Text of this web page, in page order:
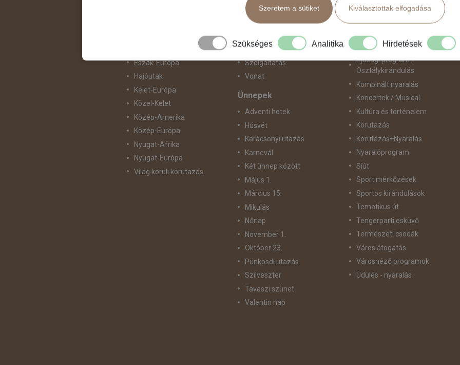
Észak-Európa
Hajóutak
Kelet-Európa
Közel-Kelet
Közép-Amerika
Közép-Európa
Nyugat-Afrika
Nyugat-Európa
Világ körüli körutazás
Hajó
repülő+busz
repülő+hajó
Repülővel
Szolgáltatás
Vonat
Ünnepek
Adventi hetek
Húsvét
Karácsonyi utazás
Karnevál
Két ünnep között
Május 1.
Március 15.
Mikulás
Nőnap
November 1.
Október 23.
Pünkösdi utazás
Szilveszter
Tavaszi szünet
Valentin nap
Fesztiválok
Golfút
Gyalogtúra
Hajóút
Ifjúsági program /
Osztálykirándulás
Kombinált nyaralás
Koncertek / Musical
Kultúra és történelem
Körutazás
Körutazás+Nyaralás
Nyaralóprogram
Síút
Sport mérkőzések
Sportos kirándulások
Tematikus út
Tengerparti esküvő
Természeti csodák
Városlátogatás
Városnéző programok
Üdülés - nyaralás
Szeretem a sütiket Kiválasztottak elfogadása
Szükséges Analitika Hirdetések